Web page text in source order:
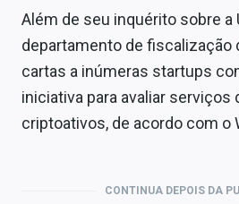
Além de seu inquérito sobre a
departamento de fiscalização
cartas a inúmeras startups
iniciativa para avaliar
criptoativos, de acordo com o
CONTINUA DEPOIS DA